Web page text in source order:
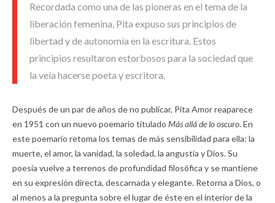
Recordada como una de las pioneras en el tema de la
liberación femenina, Pita expuso sus principios de
libertad y de autonomía en la escritura. Estos
principios resultaron estorbosos para la sociedad que
la veía hacerse poeta y escritora.
Después de un par de años de no publicar, Pita Amor reaparece
en 1951 con un nuevo poemario titulado Más allá de lo oscuro. En
este poemario retoma los temas de más sensibilidad para ella: la
muerte, el amor, la vanidad, la soledad, la angustia y Dios. Su
poesía vuelve a terrenos de profundidad filosófica y se mantiene
en su expresión directa, descarnada y elegante. Retorna a Dios, o
al menos a la pregunta sobre el lugar de éste en el interior de la